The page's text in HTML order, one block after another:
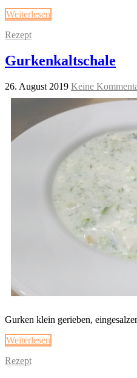
Weiterlesen
Rezept
Gurkenkaltschale
26. August 2019 Keine
Gurken klein gerieben,
Weiterlesen
Rezept